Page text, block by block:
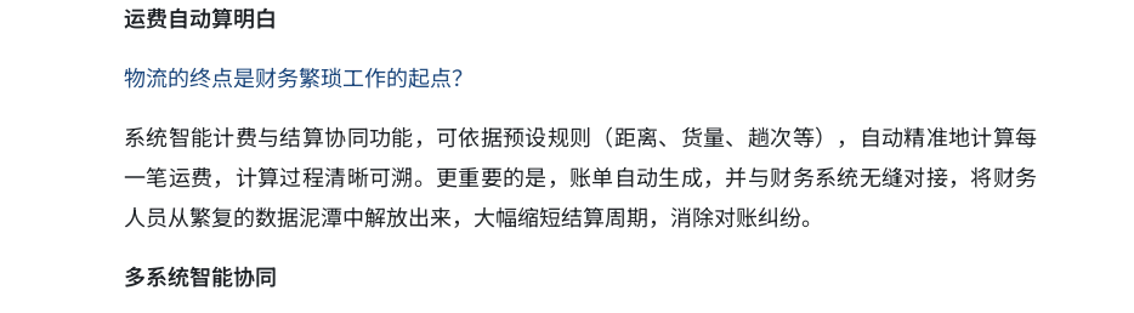
运费自动算明白
物流的终点是财务繁琐工作的起点？
系统智能计费与结算协同功能，可依据预设规则（距离、货量、趟次等），自动精准地计算每
一笔运费，计算过程清晰可溯。更重要的是，账单自动生成，并与财务系统无缝对接，将财务
人员从繁复的数据泥潭中解放出来，大幅缩短结算周期，消除对账纠纷。
多系统智能协同